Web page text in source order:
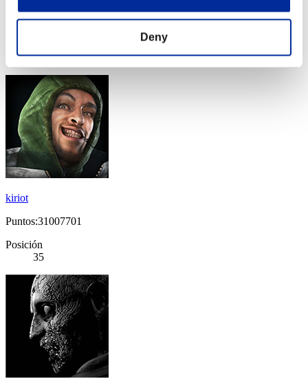
Deny
Puntos:31195021
34
kiriot
Puntos:31007701
Posición
35